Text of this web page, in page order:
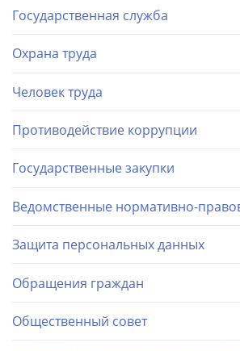
Государственная служба
Охрана труда
Человек труда
Противодействие коррупции
Государственные закупки
Ведомственные нормативно-
Защита персональных данных
Обращения граждан
Общественный совет